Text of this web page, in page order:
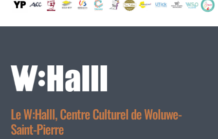
Le W:Halll, Centre Culturel de Woluwe-
Saint-Pierre